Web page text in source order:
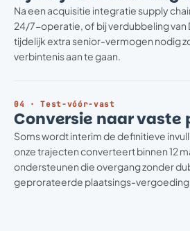
Na een acquisitie integratie supply
24/7-operatie, of bij verdubbeling
tijdelijk extra senior-vermogen nodig
verbintenis aan te gaan.
04 · Test-vóór-vast
Conversie naar vaste
Soms wordt interim de definitieve
onze trajecten converteert binnen 12
ondersteunen die overgang zonder
geprorateerde plaatsings-vergoeding.